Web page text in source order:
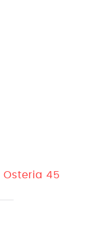
Osteria 45